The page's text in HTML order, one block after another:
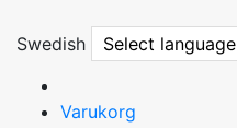
Swedish Select language
Varukorg